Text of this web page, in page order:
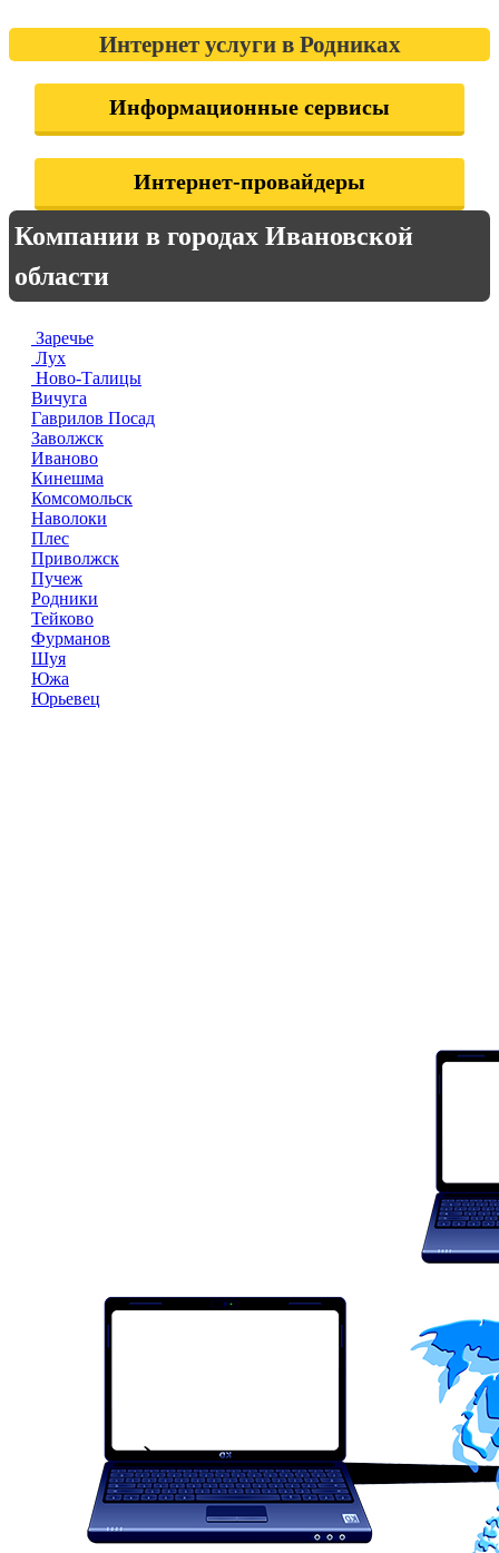
Интернет услуги в Родниках
Информационные сервисы
Интернет-провайдеры
Компании в городах Ивановской
области
Заречье
Лух
Ново-Талицы
Вичуга
Гаврилов Посад
Заволжск
Иваново
Кинешма
Комсомольск
Наволоки
Плес
Приволжск
Пучеж
Родники
Тейково
Фурманов
Шуя
Южа
Юрьевец